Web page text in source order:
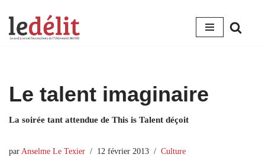
Aller
Le talent imaginaire
La soirée tant attendue de This is Talent déçoit
par Anselme Le Texier 12 février 2013 Culture